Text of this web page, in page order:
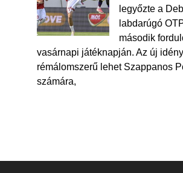
legyőzte a
labdarúgó
második
vasárnapi játéknapján. Az új
rémálomszerű lehet Szappanos
számára,